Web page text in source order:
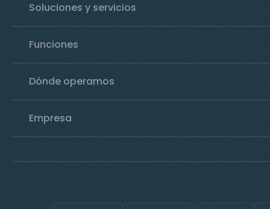
Soluciones y servicios
Funciones
Dónde operamos
Empresa